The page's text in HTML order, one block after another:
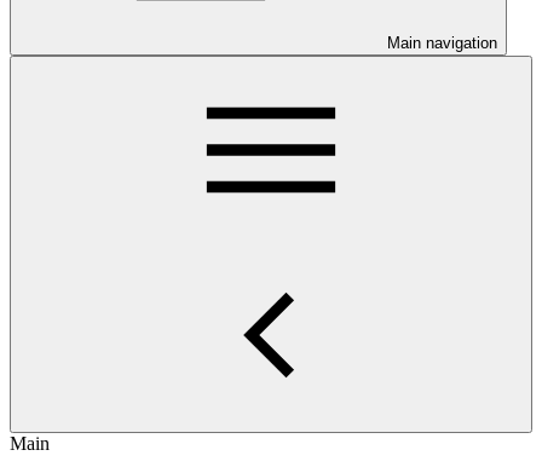
Main navigation
Main